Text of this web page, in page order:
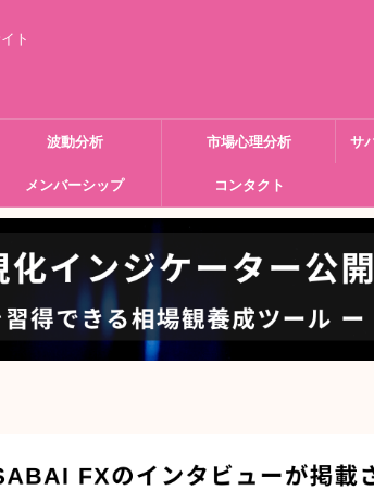
ト
波動分析 市場心理分析 サ
メンバーシップ コンタクト